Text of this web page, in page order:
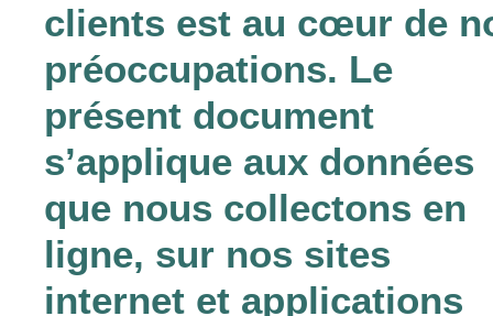
clients est au cœur de
préoccupations. Le
présent document
s’applique aux données
que nous collectons en
ligne, sur nos sites
internet et applications